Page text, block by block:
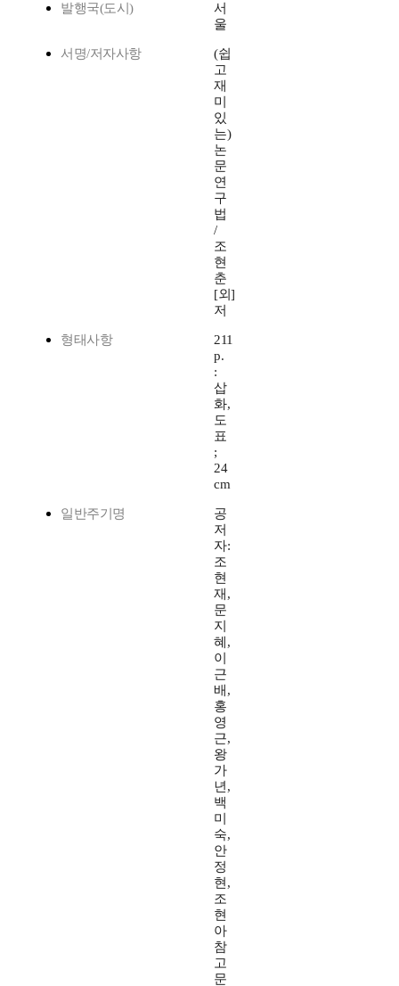
발행국(도시)
서
울
서명/저자사항
(쉽
고
재
미
있
는)
논
문
연
구
법
/
조
현
춘
[외]
저
형태사항
211
p.
:
삽
화,
도
표
;
24
cm
일반주기명
공
저
자:
조
현
재,
문
지
혜,
이
근
배,
홍
영
근,
왕
가
년,
백
미
숙,
안
정
현,
조
현
아
참
고
문